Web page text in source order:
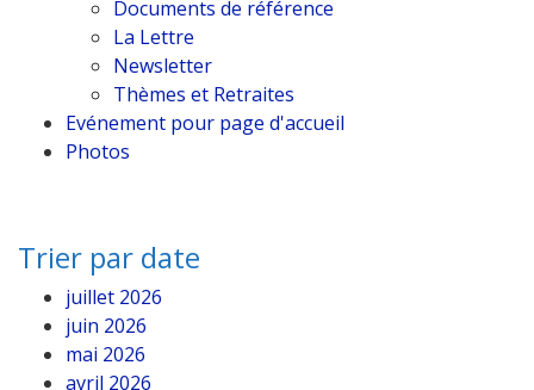
Documents de référence
La Lettre
Newsletter
Thèmes et Retraites
Evénement pour page d'accueil
Photos
Trier par date
juillet 2026
juin 2026
mai 2026
avril 2026